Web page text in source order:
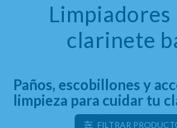
Limpiadores
clarinete
Paños, escobillones y
limpieza para cuidar tu
FILTRAR